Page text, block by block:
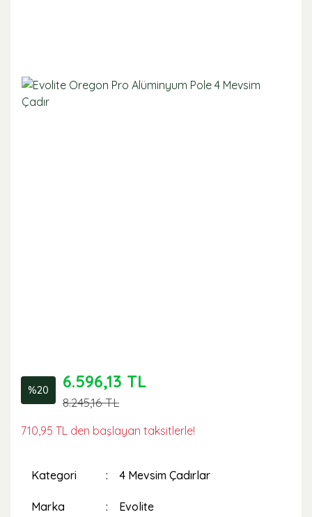
%20 6.596,13 TL
8.245,16 TL
710,95 TL den başlayan taksitlerle!
Kategori 4 Mevsim Çadırlar
Marka Evolite